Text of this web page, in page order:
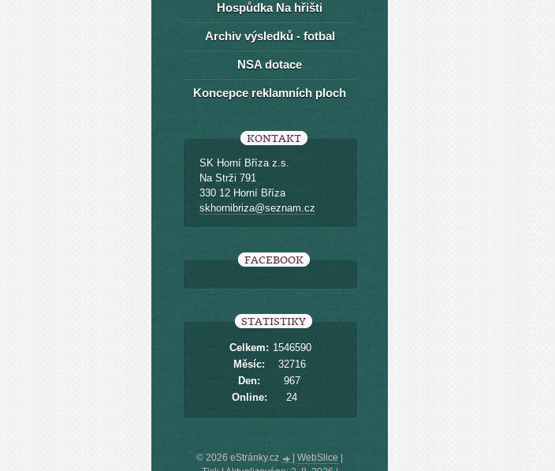
Hospůdka Na hřišti
Archiv výsledků - fotbal
NSA dotace
Koncepce reklamních ploch
KONTAKT
SK Horní Bříza z.s.
Na Strži 791
330 12 Horní Bříza
skhornibriza@seznam.cz
FACEBOOK
STATISTIKY
Online: 24
Celkem: 1546590
Měsíc:
32716
Den:
967
© 2026 eStránky.cz WebSlice